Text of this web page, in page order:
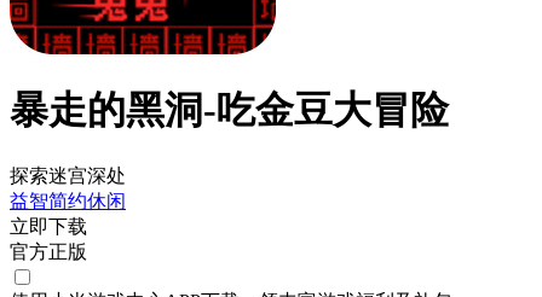
暴走的黑洞-吃金豆大冒险
探索迷宫深处
益智简约休闲
立即下载
官方正版